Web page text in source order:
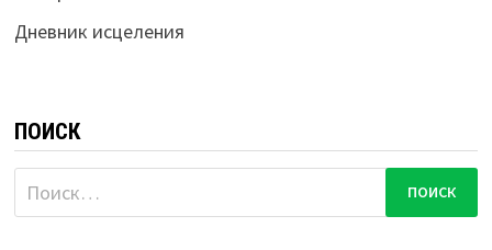
Дневник исцеления
ПОИСК
Найти: